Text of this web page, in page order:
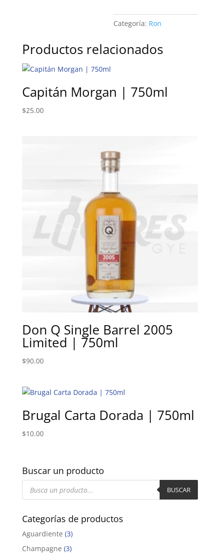
Categoría: Ron
Productos relacionados
Capitán Morgan | 750ml
$25.00
Don Q Single Barrel 2005
Limited | 750ml
$90.00
Brugal Carta Dorada | 750ml
$10.00
Buscar un producto
Búsqueda
productos
BUSCAR
Categorías de productos
Aguardiente (3)
Champagne (3)